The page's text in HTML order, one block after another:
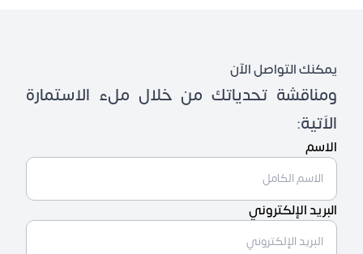
يمكنك التواصل الآن
ومناقشة تحدياتك من خلال ملء الاستمارة
الاَتية:
الاسم
البريد الإلكتروني